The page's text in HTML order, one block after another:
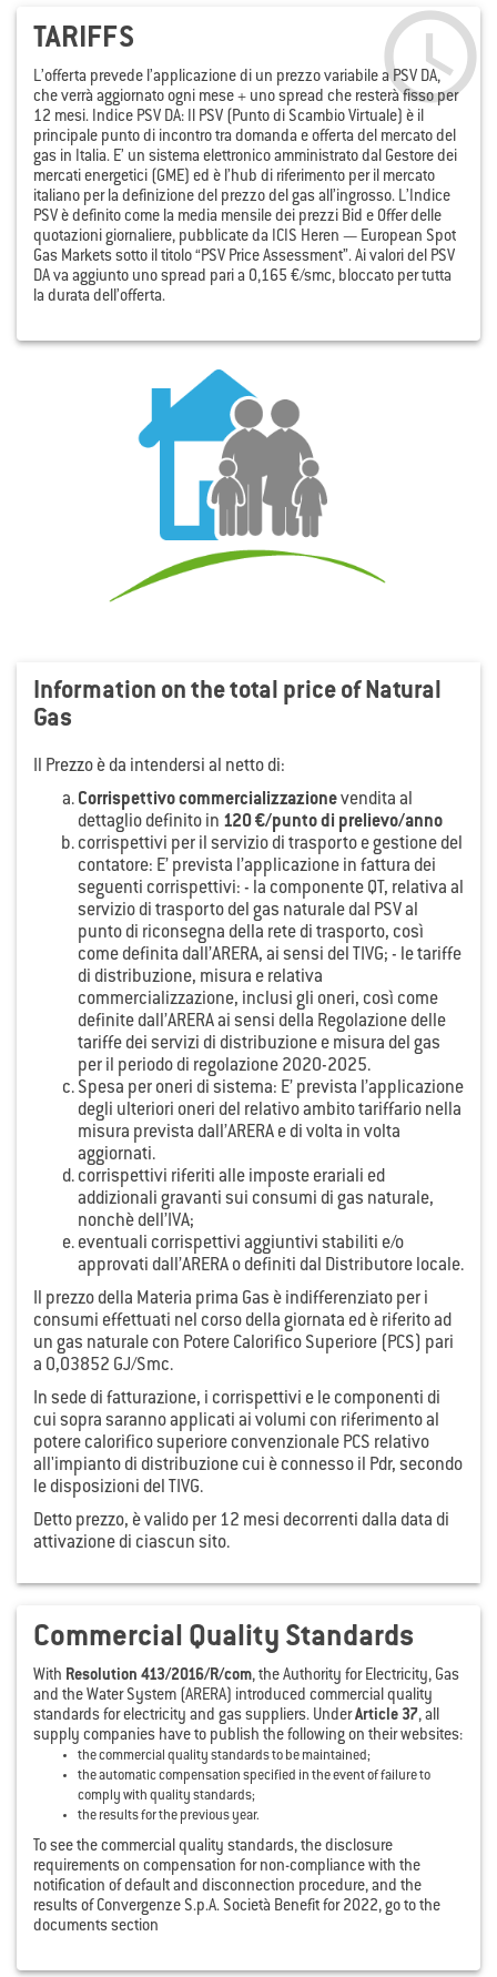

TARIFFS
L’offerta prevede l’applicazione di un prezzo variabile a PSV DA,
che verrà aggiornato ogni mese + uno spread che resterà fisso per
12 mesi. Indice PSV DA: Il PSV (Punto di Scambio Virtuale) è il
principale punto di incontro tra domanda e offerta del mercato del
gas in Italia. E’ un sistema elettronico amministrato dal Gestore dei
mercati energetici (GME) ed è l’hub di riferimento per il mercato
italiano per la definizione del prezzo del gas all’ingrosso. L’Indice
PSV è definito come la media mensile dei prezzi Bid e Offer delle
quotazioni giornaliere, pubblicate da ICIS Heren — European Spot
Gas Markets sotto il titolo “PSV Price Assessment”. Ai valori del PSV
DA va aggiunto uno spread pari a 0,165 €/smc, bloccato per tutta
la durata dell’offerta.
Information on the total price of Natural
Gas
Il Prezzo è da intendersi al netto di:
Corrispettivo commercializzazione vendita al
dettaglio definito in 120 €/punto di prelievo/anno
corrispettivi per il servizio di trasporto e gestione del
contatore: E’ prevista l’applicazione in fattura dei
seguenti corrispettivi: - la componente QT, relativa al
servizio di trasporto del gas naturale dal PSV al
punto di riconsegna della rete di trasporto, così
come definita dall’ARERA, ai sensi del TIVG; - le tariffe
di distribuzione, misura e relativa
commercializzazione, inclusi gli oneri, così come
definite dall’ARERA ai sensi della Regolazione delle
tariffe dei servizi di distribuzione e misura del gas
per il periodo di regolazione 2020-2025.
Spesa per oneri di sistema: E’ prevista l’applicazione
degli ulteriori oneri del relativo ambito tariffario nella
misura prevista dall’ARERA e di volta in volta
aggiornati.
corrispettivi riferiti alle imposte erariali ed
addizionali gravanti sui consumi di gas naturale,
nonchè dell’IVA;
eventuali corrispettivi aggiuntivi stabiliti e/o
approvati dall’ARERA o definiti dal Distributore locale.
Il prezzo della Materia prima Gas è indifferenziato per i
consumi effettuati nel corso della giornata ed è riferito ad
un gas naturale con Potere Calorifico Superiore (PCS) pari
a 0,03852 GJ/Smc.
In sede di fatturazione, i corrispettivi e le componenti di
cui sopra saranno applicati ai volumi con riferimento al
potere calorifico superiore convenzionale PCS relativo
all'impianto di distribuzione cui è connesso il Pdr, secondo
le disposizioni del TIVG.
Detto prezzo, è valido per 12 mesi decorrenti dalla data di
attivazione di ciascun sito.
Commercial Quality Standards
With Resolution 413/2016/R/com, the Authority for Electricity, Gas
and the Water System (ARERA) introduced commercial quality
standards for electricity and gas suppliers. UnderArticle 37, all
supply companies have to publish the following on their websites:
the commercial quality standards to be maintained;
the automatic compensation specified in the event of failure to
comply with quality standards;
the results for the previous year.
To see the commercial quality standards, the disclosure
requirements on compensation for non-compliance with the
notification of default and disconnection procedure, and the
results of Convergenze S.p.A. Società Benefit for 2022, go to the
documents section